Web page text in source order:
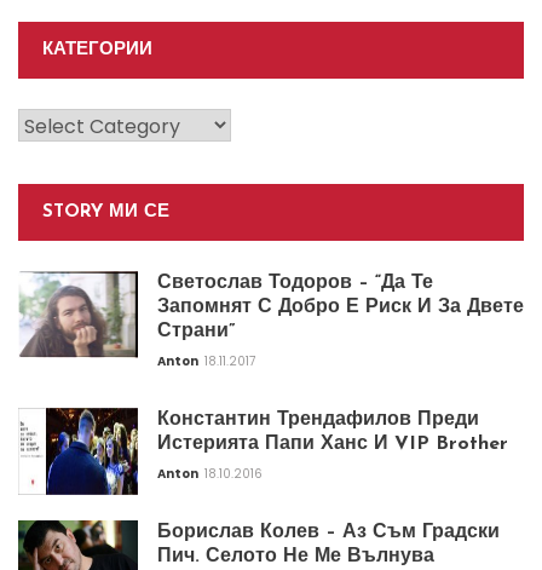
КАТЕГОРИИ
Категории
STORY МИ СЕ
Светослав Тодоров – “Да Те
Запомнят С Добро Е Риск И За Двете
Страни”
Anton 18.11.2017
Константин Трендафилов Преди
Истерията Папи Ханс И VIP Brother
Anton 18.10.2016
Борислав Колев – Аз Съм Градски
Пич. Селото Не Ме Вълнува